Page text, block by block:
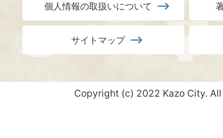
個人情報の取扱いについて
サイトマップ
Copyright (c) 2022 Kazo City.